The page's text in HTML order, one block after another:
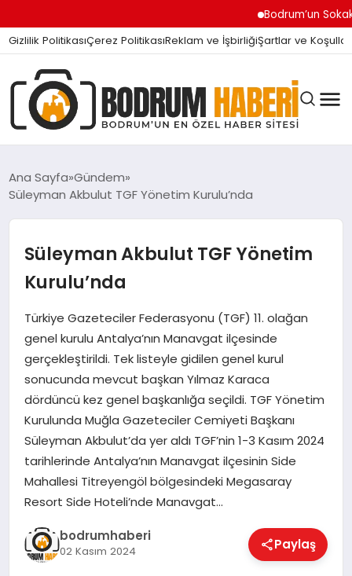
Bodrum’un Sokak
Gizlilik PolitikasıÇerez PolitikasıReklam ve İşbirliğiŞartlar ve Koşullar
BODRUM BODRUM
SIYASET
MAGAZIN
KÖŞE YAZILARI
YAŞAM
SPOR
MUĞLA
Ana Sayfa Gündem
Süleyman Akbulut TGF Yönetim Kurulu’nda
Süleyman Akbulut TGF Yönetim
Kurulu’nda
Türkiye Gazeteciler Federasyonu (TGF) 11. olağan
genel kurulu Antalya’nın Manavgat ilçesinde
gerçekleştirildi. Tek listeyle gidilen genel kurul
sonucunda mevcut başkan Yılmaz Karaca
dördüncü kez genel başkanlığa seçildi. TGF Yönetim
Kurulunda Muğla Gazeteciler Cemiyeti Başkanı
Süleyman Akbulut’da yer aldı TGF’nin 1-3 Kasım 2024
tarihlerinde Antalya’nın Manavgat ilçesinin Side
Mahallesi Titreyengöl bölgesindeki Megasaray
Resort Side Hoteli’nde Manavgat…
bodrumhaberi
02 Kasım 2024 Paylaş